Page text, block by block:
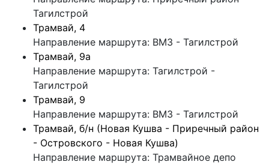
Тагилстрой
Трамвай, 4
Направление маршрута: ВМЗ - Тагилстрой
Трамвай, 9а
Направление маршрута: Тагилстрой -
Тагилстрой
Трамвай, 9
Направление маршрута: ВМЗ - Тагилстрой
Трамвай, б/н (Новая Кушва - Приречный район
- Островского - Новая Кушва)
Направление маршрута: Трамвайное депо